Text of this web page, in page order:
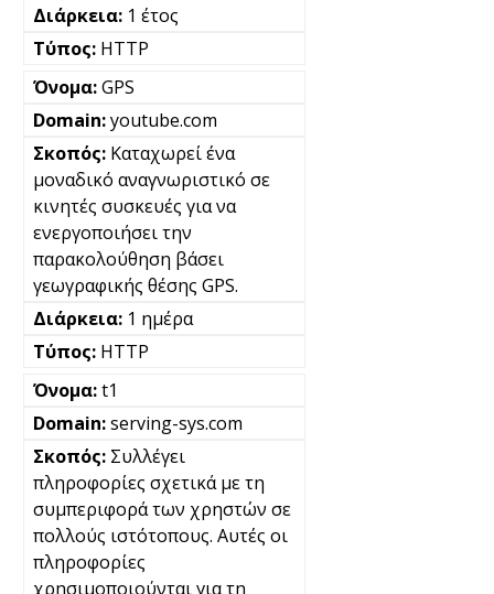
1 έτος
HTTP
GPS
youtube.com
Καταχωρεί ένα
μοναδικό αναγνωριστικό σε
κινητές συσκευές για να
ενεργοποιήσει την
παρακολούθηση βάσει
γεωγραφικής θέσης GPS.
1 ημέρα
HTTP
t1
serving-sys.com
Συλλέγει
πληροφορίες σχετικά με τη
συμπεριφορά των χρηστών σε
πολλούς ιστότοπους. Αυτές οι
πληροφορίες
χρησιμοποιούνται για τη